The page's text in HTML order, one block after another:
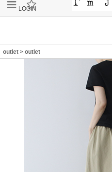
LOGIN
outlet > outlet